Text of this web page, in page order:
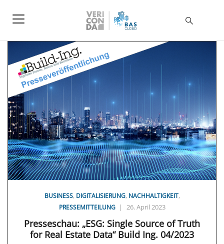
BUSINESS, DIGITALISIERUNG, NACHHALTIGKEIT,
PRESSEMITTEILUNG| 26. April 2023
Presseschau: „ESG: Single Source of Truth
for Real Estate Data“ Build Ing. 04/2023